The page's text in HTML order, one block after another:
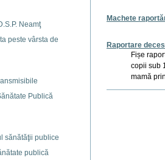
Neamţ
peste vârsta de
Publică
sănătăţii publice
publică
Machete
Raportare
Fișe
copii sub
mamă